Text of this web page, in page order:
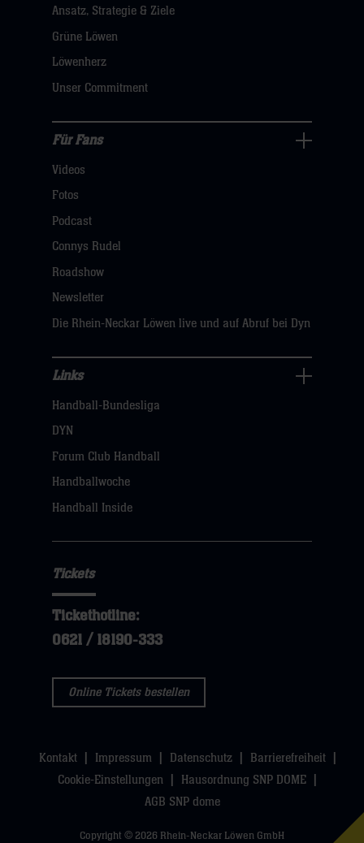
Navigation
öffnen,
dann
hier
Ansatz, Strategie & Ziele
Grüne Löwen
Löwenherz
Unser Commitment
Fans
Navigation
öffnen,
dann
hier
Für Fans
Videos
Fotos
Podcast
Connys Rudel
Roadshow
Newsletter
Die Rhein-Neckar Löwen live und auf Abruf bei Dyn
Navigation
öffnen,
dann
klicken
Links
Handball-Bundesliga
DYN
Forum Club Handball
Handballwoche
Handball Inside
Tickets
Tickethotline:
0621 / 18190-333
Online Tickets bestellen
Kontakt Impressum Datenschutz
Barrierefreiheit
Cookie-Einstellungen
Hausordnung SNP DOME
AGB SNP dome
Copyright © 2026 Rhein-Neckar Löwen GmbH